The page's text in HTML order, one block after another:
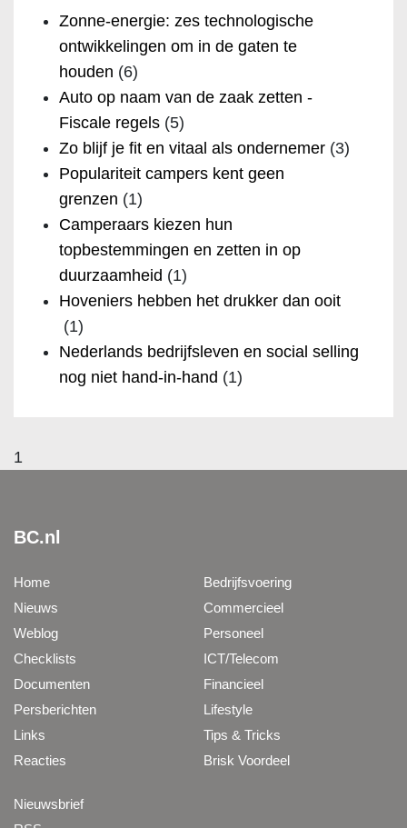
Zonne-energie: zes technologische
ontwikkelingen om in de gaten te
houden (6)
Auto op naam van de zaak zetten -
Fiscale regels (5)
Zo blijf je fit en vitaal als ondernemer (3)
Populariteit campers kent geen
grenzen (1)
Camperaars kiezen hun
topbestemmingen en zetten in op
duurzaamheid (1)
Hoveniers hebben het drukker dan ooit
(1)
Nederlands bedrijfsleven en social selling
nog niet hand-in-hand (1)
1
BC.nl
Home
Nieuws
Weblog
Checklists
Documenten
Persberichten
Links
Reacties
Bedrijfsvoering
Commercieel
Personeel
ICT/Telecom
Financieel
Lifestyle
Tips & Tricks
Brisk Voordeel
Nieuwsbrief